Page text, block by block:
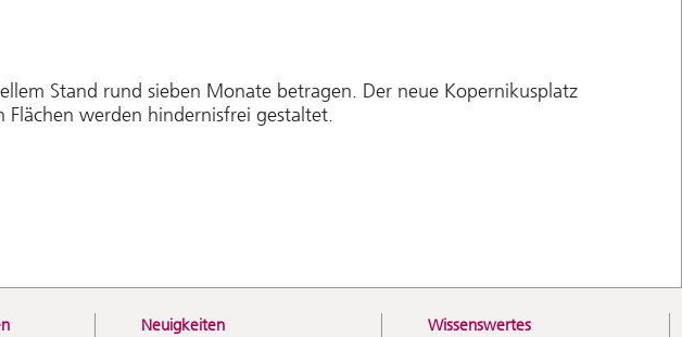
Stand rund sieben Monate betragen. Der neue Kopernikusplatz
werden hindernisfrei gestaltet.
Neuigkeiten Wissenswertes